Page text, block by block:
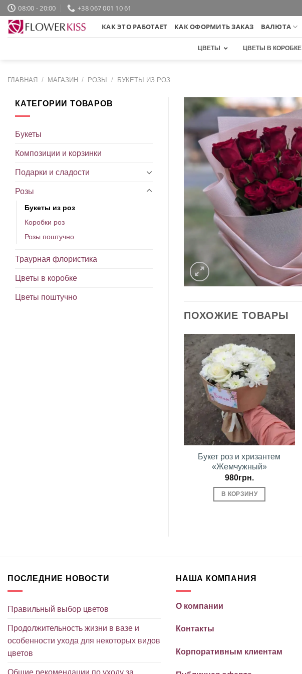
Skip
to
content
08:00 - 20:00 +38 067 001 10 61
КАК ЭТО РАБОТАЕТ КАК ОФОРМИТЬ ЗАКАЗ ВАЛЮТА
ЦВЕТЫ ЦВЕТЫ В КОРОБКЕ
ГЛАВНАЯ / МАГАЗИН / РОЗЫ / БУКЕТЫ ИЗ РОЗ
КАТЕГОРИИ ТОВАРОВ
Букеты
Композиции и корзинки
Подарки и сладости
Розы
Букеты из роз
Коробки роз
Розы поштучно
Траурная флористика
Цветы в коробке
Цветы поштучно
ПОХОЖИЕ ТОВАРЫ
В
избранное
Букет роз и хризантем
«Жемчужный»
980грн.
В КОРЗИНУ
ПОСЛЕДНИЕ НОВОСТИ
Правильный выбор цветов
Продолжительность жизни в вазе и
особенности ухода для некоторых видов
цветов
Общие рекомендации по уходу за
НАША КОМПАНИЯ
О компании
Контакты
Корпоративным клиентам